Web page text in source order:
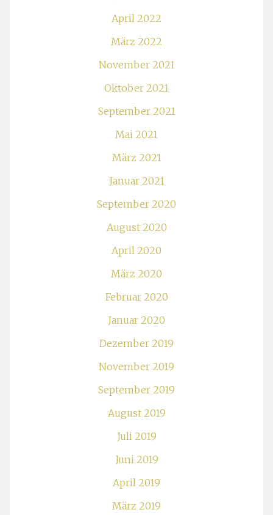
April 2022
März 2022
November 2021
Oktober 2021
September 2021
Mai 2021
März 2021
Januar 2021
September 2020
August 2020
April 2020
März 2020
Februar 2020
Januar 2020
Dezember 2019
November 2019
September 2019
August 2019
Juli 2019
Juni 2019
April 2019
März 2019